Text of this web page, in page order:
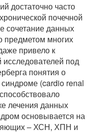
достаточно часто
почечной
сочетание данных
предметом многих
привело к
под
понятия о
(cardio renal
лечения данных
основывается на
– ХСН, ХПН и